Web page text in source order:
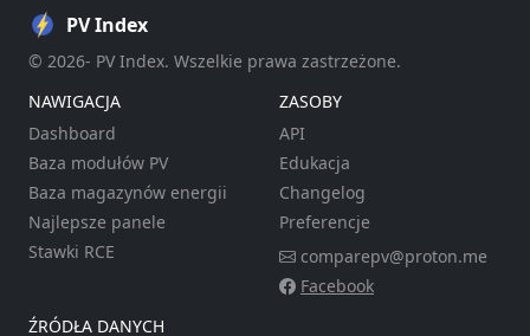
PV Index
© 2026- PV Index. Wszelkie prawa zastrzeżone.
NAWIGACJA
Dashboard
Baza modułów PV
Baza magazynów energii
Najlepsze panele
Stawki RCE
ZASOBY
API
Edukacja
Changelog
Preferencje
comparepv@proton.me
Facebook
ŹRÓDŁA DANYCH